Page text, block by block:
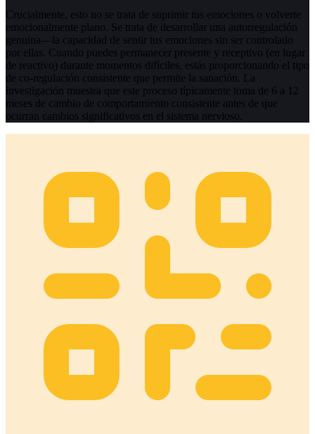
Crucialmente, esto no se trata de suprimir tus emociones o volverte
emocionalmente plano. Se trata de desarrollar una autorregulación
genuina—la capacidad de sentir tus emociones sin ser controlado
por ellas. Cuando puedes permanecer presente y receptivo (en lugar
de reactivo) durante momentos difíciles, estás proporcionando el tipo
de co-regulación consistente que permite la sanación. La
investigación muestra que este proceso típicamente toma de 6 a 12
meses de cambio de comportamiento consistente antes de que
ocurran cambios significativos en el sistema nervioso.